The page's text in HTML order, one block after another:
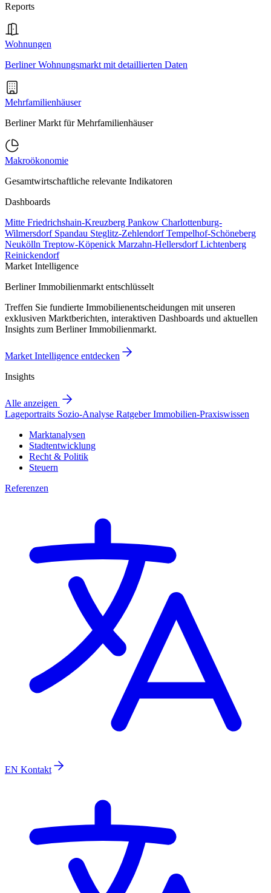
Reports
Wohnungen
Berliner Wohnungsmarkt mit detaillierten Daten
Mehrfamilienhäuser
Berliner Markt für Mehrfamilienhäuser
Makroökonomie
Gesamtwirtschaftliche relevante Indikatoren
Dashboards
Mitte Friedrichshain-Kreuzberg Pankow Charlottenburg-
Wilmersdorf Spandau Steglitz-ZehlendorfTempelhof-Schöneberg
Neukölln Treptow-Köpenick Marzahn-HellersdorfLichtenberg
Reinickendorf
Market Intelligence
Berliner Immobilienmarkt entschlüsselt
Treffen Sie fundierte Immobilienentscheidungen mit unseren
exklusiven Marktberichten, interaktiven Dashboards und aktuellen
Insights zum Berliner Immobilienmarkt.
Market Intelligence entdecken
Insights
Alle anzeigen
Lageportraits Sozio-Analyse RatgeberImmobilien-Praxiswissen
Marktanalysen
Stadtentwicklung
Recht & Politik
Steuern
Referenzen
EN Kontakt